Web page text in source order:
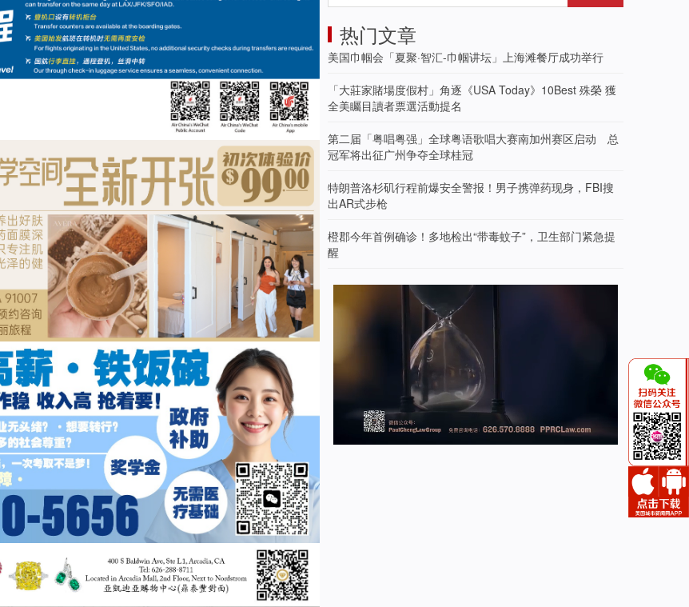
热门文章
美国巾帼会「夏聚·智汇-巾帼讲坛」上海滩餐厅成功举行
「大莊家賭場度假村」角逐《USA Today》10Best 殊榮 獲
全美矚目讀者票選活動提名
第二届「粤唱粤强」全球粤语歌唱大赛南加州赛区启动 总
冠军将出征广州争夺全球桂冠
特朗普洛杉矶行程前爆安全警报！男子携弹药现身，FBI搜
出AR式步枪
橙郡今年首例确诊！多地检出“带毒蚊子”，卫生部门紧急提
醒